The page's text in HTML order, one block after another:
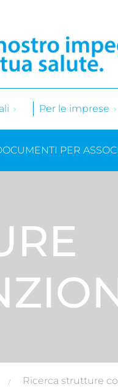
Per le imprese
PER
Ricerca strutture